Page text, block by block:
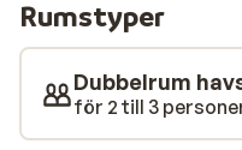
solstolarna står redo för
strålande solen och
privata stranden eller
Oavsett val bjuder
solsken. Poolområde
Rumstyper
Dubbelrum
för 2 till 3